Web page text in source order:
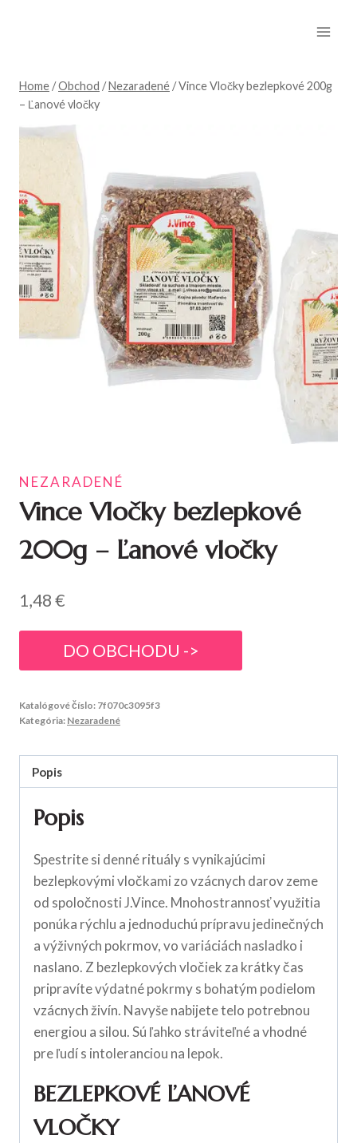
Home /Obchod /Nezaradené /Vince Vločky bezlepkové 200g
– Ľanové vločky
NEZARADENÉ
Vince Vločky bezlepkové
200g – Ľanové vločky
1,48€
DO OBCHODU ->
Katalógové číslo: 7f070c3095f3
Kategória: Nezaradené
Popis
Popis
Spestrite si denné rituály s vynikajúcimi
bezlepkovými vločkami zo vzácnych darov zeme
od spoločnosti J.Vince. Mnohostrannosť využitia
ponúka rýchlu a jednoduchú prípravu jedinečných
a výživných pokrmov, vo variáciách nasladko i
naslano. Z bezlepkových vločiek za krátky čas
pripravíte výdatné pokrmy s bohatým podielom
vzácnych živín. Navyše nabijete telo potrebnou
energiou a silou. Sú ľahko stráviteľné a vhodné
pre ľudí s intoleranciou na lepok.
BEZLEPKOVÉ ĽANOVÉ
VLOČKY